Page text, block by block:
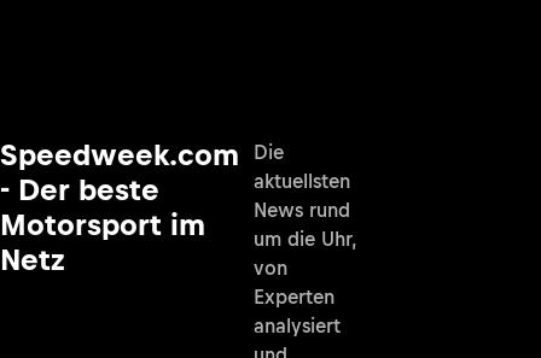
Speedweek.com
- Der beste
Motorsport im
Netz
Die
aktuellsten
News rund
um die Uhr,
von
Experten
analysiert